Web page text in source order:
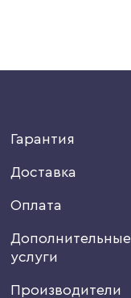
Гарантия
Доставка
Оплата
Дополнительные
услуги
Производители